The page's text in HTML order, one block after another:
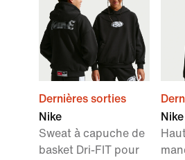
Dernières sorties
Nike
Sweat à capuche de
basket Dri-FIT pour